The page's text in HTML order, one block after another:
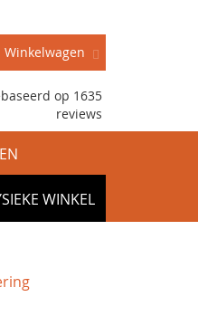
Winkelwagen
op 1635
reviews
WINKEL